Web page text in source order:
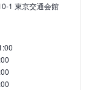
1 東京交通会館